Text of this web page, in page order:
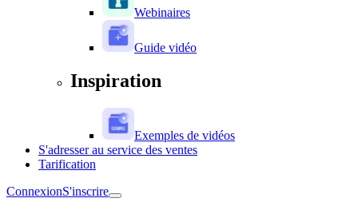
Webinaires
Guide vidéo
Inspiration
Exemples de vidéos
S'adresser au service des ventes
Tarification
ConnexionS'inscrire